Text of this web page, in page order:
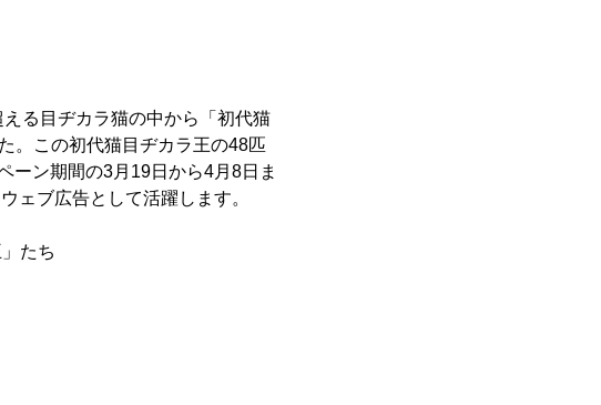
る目ヂカラ猫の中から「初代猫
。この初代猫目ヂカラ王の48匹
ーン期間の3月19日から4月8日ま
ェブ広告として活躍します。
たち